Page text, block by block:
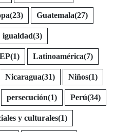
(23) Guatemala(27)
igualdad(3)
(1) Latinoamérica(7)
Nicaragua(31) Niños(1)
persecución(1) Perú(34)
y culturales(1)